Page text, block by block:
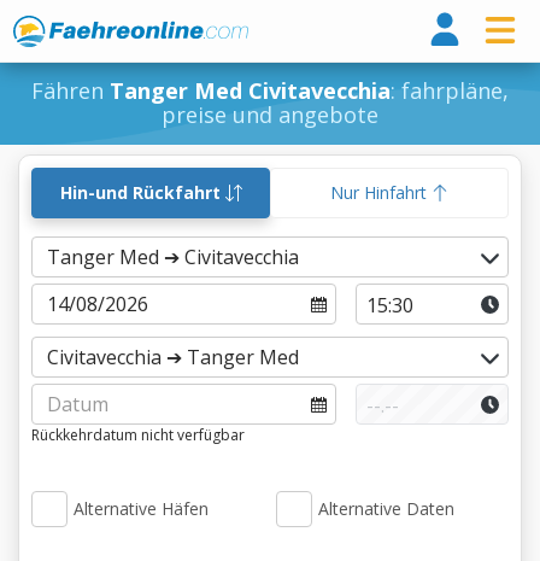
Fähren Tanger Med Civitavecchia: fahrpläne,
preise und angebote
Hin-und Rückfahrt Nur Hinfahrt
Rückkehrdatum nicht verfügbar
Alternative Häfen Alternative Daten